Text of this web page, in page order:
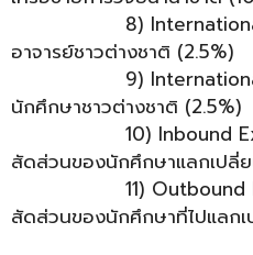
8)
อาจารย์ชาวต่างชาติ (2.5%)
9)
นักศึกษาชาวต่างชาติ (2.5%)
10) Inbound
สัดส่วนของนักศึกษาแลกเปลี่
11)
สัดส่วนของนักศึกษาที่ไปแลก